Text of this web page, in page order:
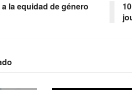
la equidad de género